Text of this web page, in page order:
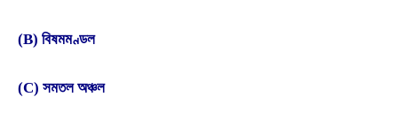
(B) বিষমমণ্ডল
(C) সমতল অঞ্চল